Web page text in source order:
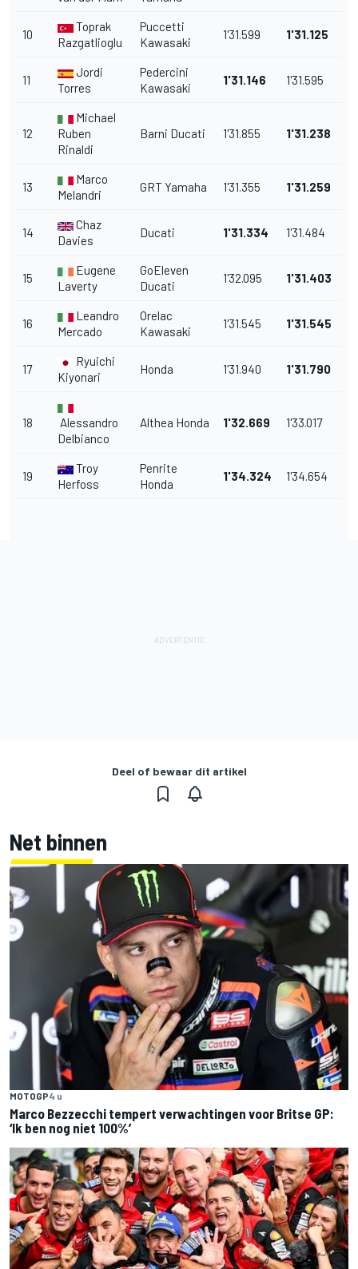
10
Toprak
Razgatlioglu
Puccetti
Kawasaki
1'31.599 1'31.125
11
Jordi
Torres
Pedercini
Kawasaki
1'31.146 1'31.595
12
Michael
Ruben
Rinaldi
Barni Ducati 1'31.855 1'31.238
13
Marco
Melandri
GRT Yamaha 1'31.355 1'31.259
14
Chaz
Davies
Ducati 1'31.334 1'31.484
15
Eugene
Laverty
GoEleven
Ducati
1'32.095 1'31.403
16
Leandro
Mercado
Orelac
Kawasaki
1'31.545 1'31.545
17
Ryuichi
Kiyonari
Honda 1'31.940 1'31.790
18
Alessandro
Delbianco
Althea Honda 1'32.669 1'33.017
19
Troy
Herfoss
Penrite
Honda
1'34.324 1'34.654
Deel of bewaar dit artikel
Net binnen
MOTOGP4 u
Marco Bezzecchi tempert verwachtingen voor Britse GP:
‘Ik ben nog niet 100%’